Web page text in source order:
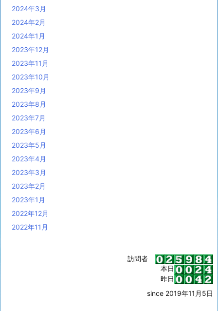
2024年3月
2024年2月
2024年1月
2023年12月
2023年11月
2023年10月
2023年9月
2023年8月
2023年7月
2023年6月
2023年5月
2023年4月
2023年3月
2023年2月
2023年1月
2022年12月
2022年11月
訪問者
本日
昨日
since 2019年11月5日